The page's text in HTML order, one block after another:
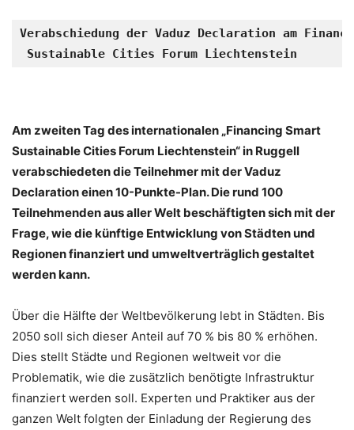
Verabschiedung der Vaduz Declaration am
Sustainable Cities Forum Liechtenstein
Am zweiten Tag des internationalen „Financing Smart
Sustainable Cities Forum Liechtenstein“ in Ruggell
verabschiedeten die Teilnehmer mit der Vaduz
Declaration einen 10-Punkte-Plan. Die rund 100
Teilnehmenden aus aller Welt beschäftigten sich mit der
Frage, wie die künftige Entwicklung von Städten und
Regionen finanziert und umweltverträglich gestaltet
werden kann.
Über die Hälfte der Weltbevölkerung lebt in Städten. Bis
2050 soll sich dieser Anteil auf 70 % bis 80 % erhöhen.
Dies stellt Städte und Regionen weltweit vor die
Problematik, wie die zusätzlich benötigte Infrastruktur
finanziert werden soll. Experten und Praktiker aus der
ganzen Welt folgten der Einladung der Regierung des